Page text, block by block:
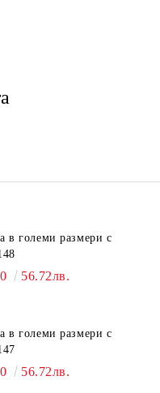
в големи размери с
56.72лв.
в големи размери с
56.72лв.